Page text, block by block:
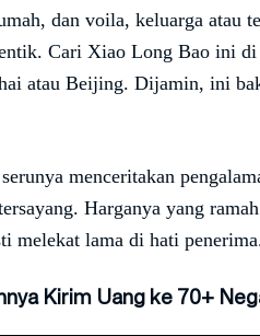
dan voila, keluarga atau
Cari Xiao Long Bao ini
atau Beijing. Dijamin, ini
menceritakan
Harganya yang
melekat lama di hati
Kirim Uang ke 70+